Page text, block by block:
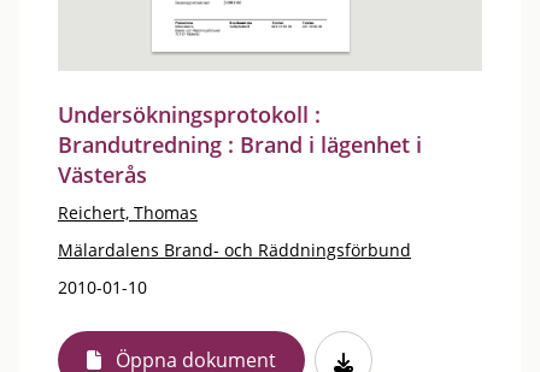
Undersökningsprotokoll :
Brandutredning : Brand i lägenhet i
Västerås
Reichert, Thomas
Mälardalens Brand- och Räddningsförbund
2010-01-10
Öppna dokument